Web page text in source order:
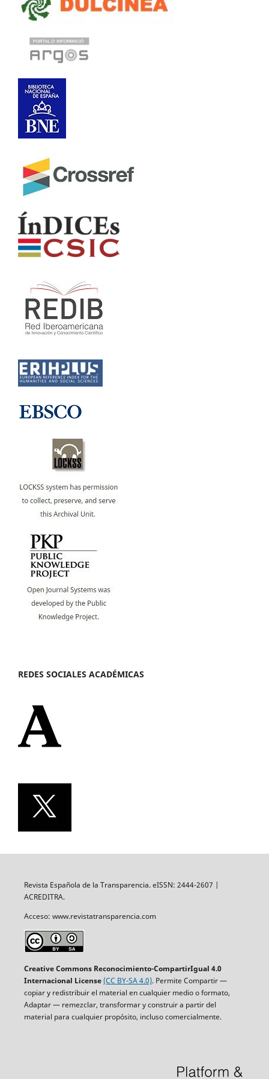
REDES SOCIALES ACADÉMICAS
Revista Española de la Transparencia. eISSN: 2444-2607 |
ACREDITRA.
Acceso: www.revistatransparencia.com
Creative Commons Reconocimiento-CompartirIgual 4.0
Internacional License(CC BY-SA 4.0). Permite Compartir —
copiar y redistribuir el material en cualquier medio o formato,
Adaptar — remezclar, transformar y construir a partir del
material para cualquier propósito, incluso comercialmente.